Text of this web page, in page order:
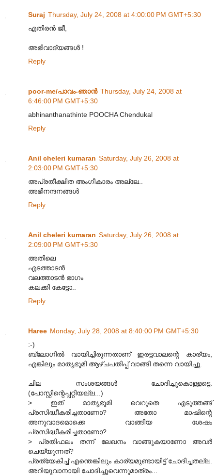
Suraj Thursday, July 24, 2008 at 4:00:00 PM GMT+5:30
എതിരന്‍ ജീ,
അഭിവാദ്യങ്ങള്‍ !
Reply
poor-me/പാവം-ഞാന്‍ Thursday, July 24, 2008 at
6:46:00 PM GMT+5:30
abhinanthanathinte POOCHA Chendukal
Reply
Anil cheleri kumaran Saturday, July 26, 2008 at
2:03:00 PM GMT+5:30
അപ്രതീക്ഷിത അംഗീകാരം അല്ലേ..
അഭിനന്ദനങ്ങള്‍
Reply
Anil cheleri kumaran Saturday, July 26, 2008 at
2:09:00 PM GMT+5:30
അതിലെ
എടത്താടന്‍..
വലത്താടന്‍ ഭാഗം
കലക്കി കേട്ടോ..
Reply
Haree Monday, July 28, 2008 at 8:40:00 PM GMT+5:30
:-)
ബ്ലോഗിൽ വായിച്ചിരുന്നതാണ് ഇരട്ടവാലന്റെ കാര്യം,
എങ്കിലും മാതൃഭൂമി ആഴ്ചപതിപ്പ് വാങ്ങി തന്നെ വായിച്ചു.
ചില സംശയങ്ങൾ ചോദിച്ചുകൊള്ളട്ടെ.
(പോസ്റ്റിന്റെപ്പറ്റിയല്ല...)
> ഇത് മാതൃഭൂമി വെറുതെ എടുത്തങ്ങ്
പ്രസിദ്ധീകരിച്ചതാണോ? അതോ മാഷിന്റെ
അനുവാദമൊക്കെ വാങ്ങിയ ശേഷം
പ്രസിദ്ധീകരിച്ചതാണോ?
> പ്രതിഫലം തന്ന് ലേഖനം വാങ്ങുകയാണോ അവർ
ചെയ്യുന്നത്?
പ്രത്യേകിച്ച് എന്തെങ്കിലും കാര്യമുണ്ടായിട്ട് ചോദിച്ചതല്ല.
അറിയുവാനായി ചോദിച്ചുവെന്നുമാത്രം...